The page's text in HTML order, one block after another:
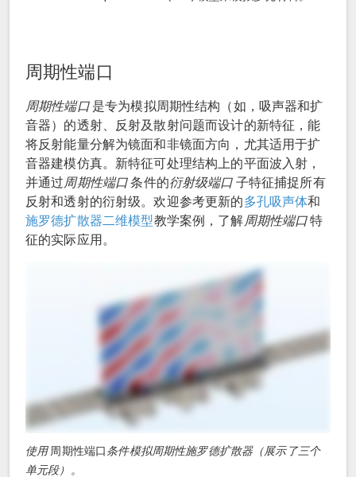
周期性端口
周期性端口是专为模拟周期性结构（如，吸声器和扩
音器）的透射、反射及散射问题而设计的新特征，能
将反射能量分解为镜面和非镜面方向，尤其适用于扩
音器建模仿真。新特征可处理结构上的平面波入射，
并通过 周期性端口条件的衍射级端口 子特征捕捉所有
反射和透射的衍射级。欢迎参考更新的多孔吸声体和
施罗德扩散器二维模型教学案例，了解 周期性端口特
征的实际应用。
使用 周期性端口条件模拟周期性施罗德扩散器（展示了三个
单元段）。